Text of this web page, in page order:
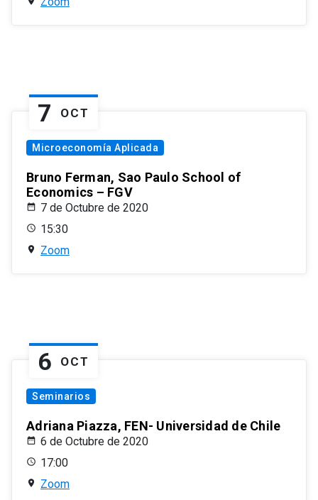
7 OCT
Microeconomía Aplicada
Bruno Ferman, Sao Paulo School of
Economics – FGV
7 de Octubre de 2020
15:30
Zoom
6 OCT
Seminarios
Adriana Piazza, FEN- Universidad de Chile
6 de Octubre de 2020
17:00
Zoom